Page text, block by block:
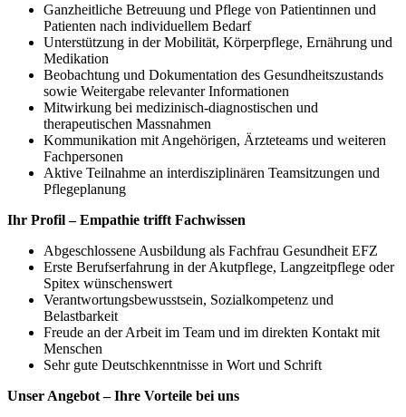
Ganzheitliche Betreuung und Pflege von Patientinnen und
Patienten nach individuellem Bedarf
Unterstützung in der Mobilität, Körperpflege, Ernährung und
Medikation
Beobachtung und Dokumentation des Gesundheitszustands
sowie Weitergabe relevanter Informationen
Mitwirkung bei medizinisch-diagnostischen und
therapeutischen Massnahmen
Kommunikation mit Angehörigen, Ärzteteams und weiteren
Fachpersonen
Aktive Teilnahme an interdisziplinären Teamsitzungen und
Pflegeplanung
Ihr Profil – Empathie trifft Fachwissen
Abgeschlossene Ausbildung als Fachfrau Gesundheit EFZ
Erste Berufserfahrung in der Akutpflege, Langzeitpflege oder
Spitex wünschenswert
Verantwortungsbewusstsein, Sozialkompetenz und
Belastbarkeit
Freude an der Arbeit im Team und im direkten Kontakt mit
Menschen
Sehr gute Deutschkenntnisse in Wort und Schrift
Unser Angebot – Ihre Vorteile bei uns